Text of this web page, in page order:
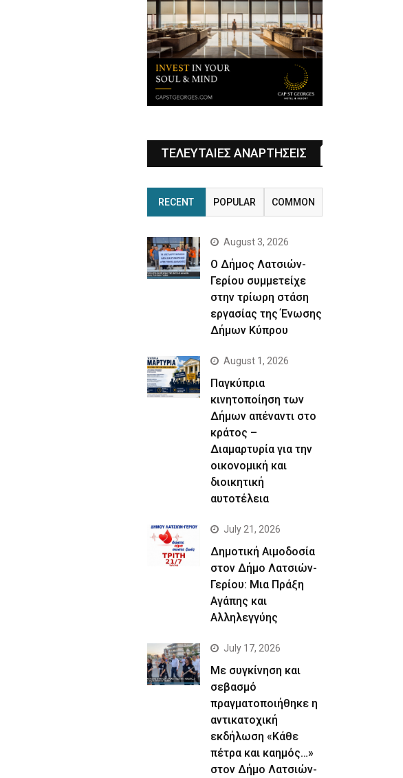
ΤΕΛΕΥΤΑΙΕΣ ΑΝΑΡΤΗΣΕΙΣ
RECENT POPULAR COMMON
August 3, 2026
Ο Δήμος Λατσιών-
Γερίου συμμετείχε
στην τρίωρη στάση
εργασίας της Ένωσης
Δήμων Κύπρου
August 1, 2026
Παγκύπρια
κινητοποίηση των
Δήμων απέναντι στο
κράτος –
Διαμαρτυρία για την
οικονομική και
διοικητική
αυτοτέλεια
July 21, 2026
Δημοτική Αιμοδοσία
στον Δήμο Λατσιών-
Γερίου: Μια Πράξη
Αγάπης και
Αλληλεγγύης
July 17, 2026
Με συγκίνηση και
σεβασμό
πραγματοποιήθηκε η
αντικατοχική
εκδήλωση «Κάθε
πέτρα και καημός…»
στον Δήμο Λατσιών-